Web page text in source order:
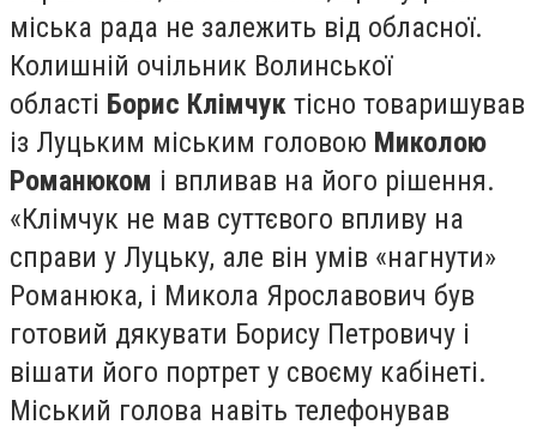
міська рада не залежить від обласної.
Колишній очільник Волинської
області Борис Клімчук тісно товаришував
із Луцьким міським головою Миколою
Романюком і впливав на його рішення.
«Клімчук не мав суттєвого впливу на
справи у Луцьку, але він умів «нагнути»
Романюка, і Микола Ярославович був
готовий дякувати Борису Петровичу і
вішати його портрет у своєму кабінеті.
Міський голова навіть телефонував